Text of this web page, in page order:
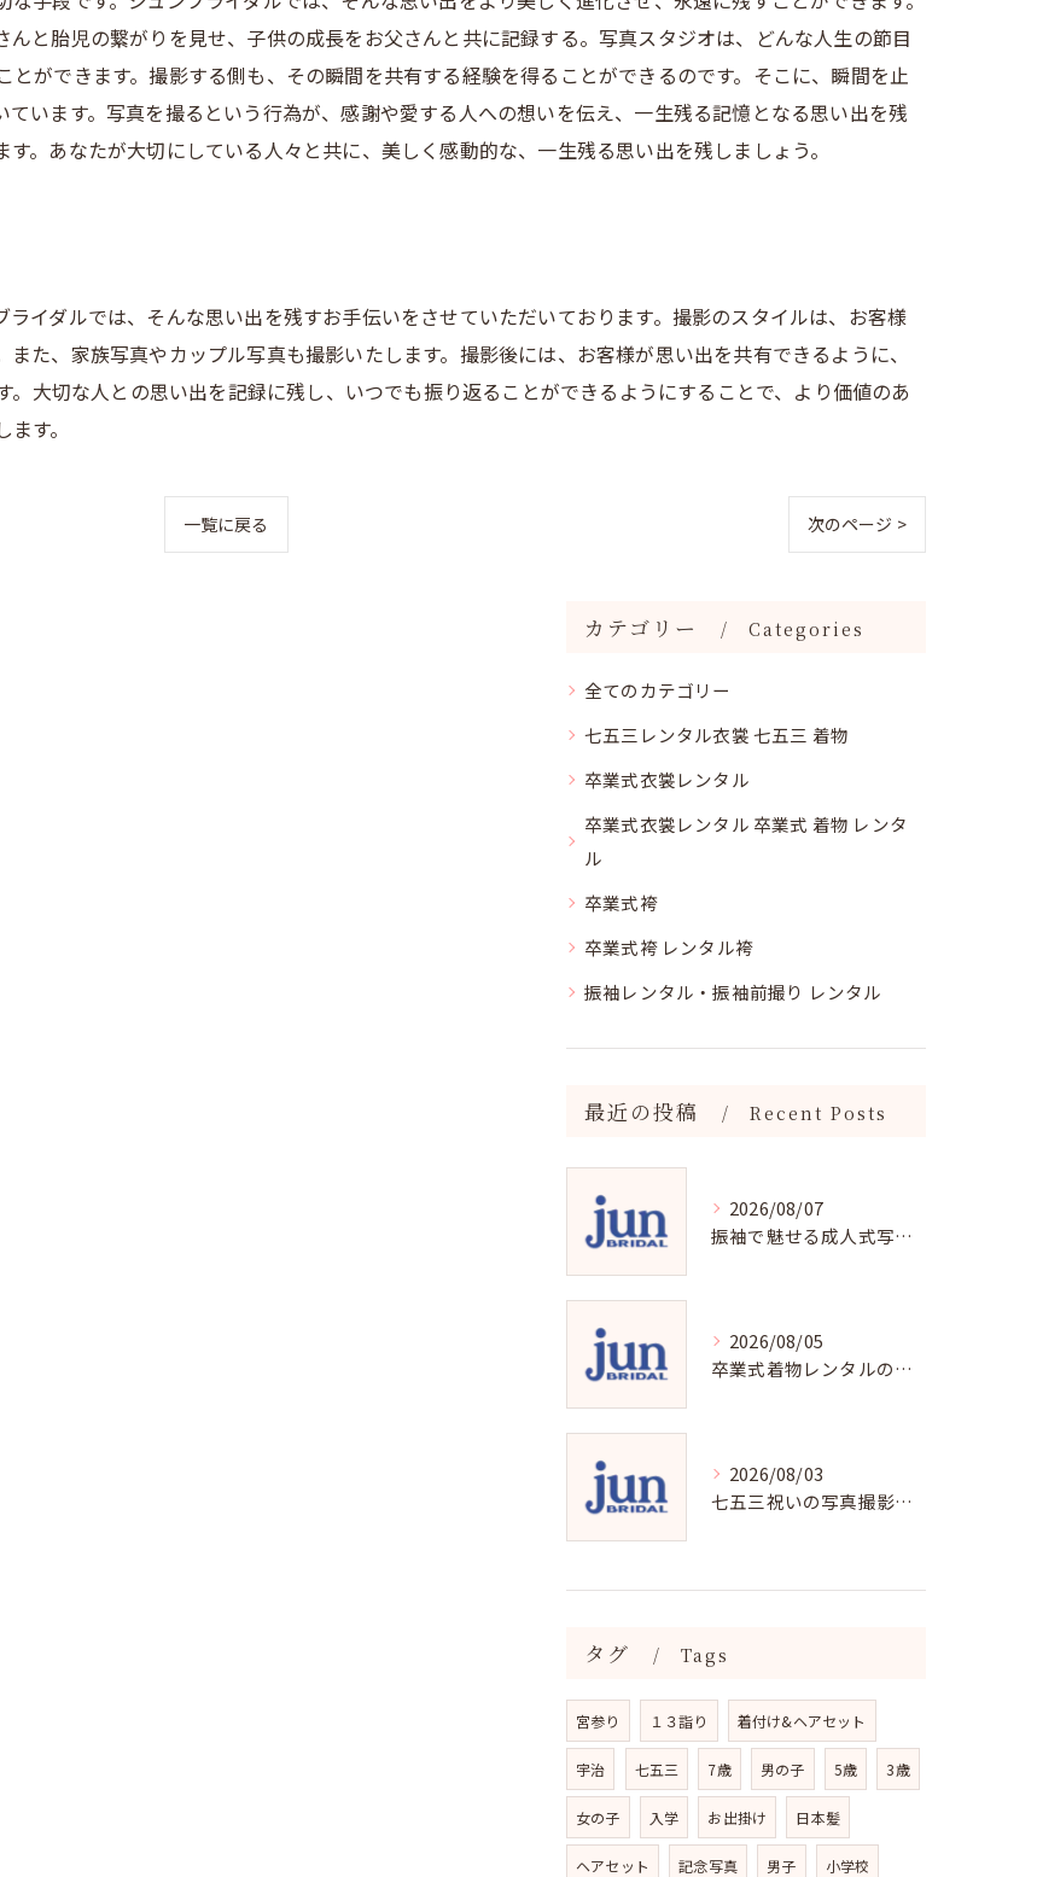
と胎児の繋がりを見せ、子供の成長をお父さんと共に記録する。写真スタジオは、どんな人生の節目
ができます。撮影する側も、その瞬間を共有する経験を得ることができるのです。そこに、瞬間を止
います。写真を撮るという行為が、感謝や愛する人への想いを伝え、一生残る記憶となる思い出を残
。あなたが大切にしている人々と共に、美しく感動的な、一生残る思い出を残しましょう。
イダルでは、そんな思い出を残すお手伝いをさせていただいております。撮影のスタイルは、お客様
た、家族写真やカップル写真も撮影いたします。撮影後には、お客様が思い出を共有できるように、
大切な人との思い出を記録に残し、いつでも振り返ることができるようにすることで、より価値のあ
す。
一覧に戻る 次のページ >
カテゴリー Categories
全てのカテゴリー
七五三レンタル衣裳 七五三 着物
卒業式衣裳レンタル
卒業式衣裳レンタル 卒業式 着物 レンタ
ル
卒業式袴
卒業式袴 レンタル袴
振袖レンタル・振袖前撮り レンタル
最近の投稿 Recent Posts
2026/08/07
振袖で魅せる成人式写真の魅力と撮影ポイント
2026/08/05
卒業式着物レンタルの選び方と魅力
2026/08/03
七五三祝いの写真撮影で残す成長の瞬間
タグ Tags
宮参り １３詣り 着付け&ヘアセット
宇治 七五三 7歳 男の子 5歳 3歳
女の子 入学 お出掛け 日本髪
ヘアセット 記念写真 男子 小学校